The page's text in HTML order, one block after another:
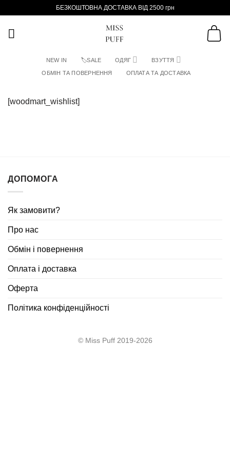
БЕЗКОШТОВНА ДОСТАВКА ВІД 2500 грн
NEW IN 🏷SALE ОДЯГ ВЗУТТЯ
ОБМІН ТА ПОВЕРНЕННЯ ОПЛАТА ТА ДОСТАВКА
[woodmart_wishlist]
ДОПОМОГА
Як замовити?
Про нас
Обмін і повернення
Оплата і доставка
Оферта
Політика конфіденційності
© Miss Puff 2019-2026